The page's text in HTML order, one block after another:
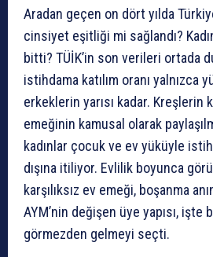
Aradan geçen on dört yılda
cinsiyet eşitliği mi sağlandı?
bitti? TÜİK’in son verileri ortada
istihdama katılım oranı yalnızca
erkeklerin yarısı kadar. Kreşlerin
emeğinin kamusal olarak
kadınlar çocuk ve ev yüküyle
dışına itiliyor. Evlilik boyunca
karşılıksız ev emeği, boşanma
AYM’nin değişen üye yapısı, işte
görmezden gelmeyi seçti.